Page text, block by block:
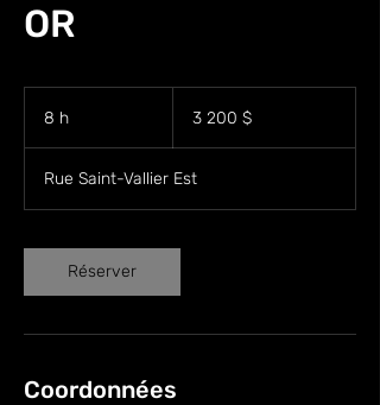
OR
8 h 3 200 $
Rue Saint-Vallier Est
Réserver
Coordonnées